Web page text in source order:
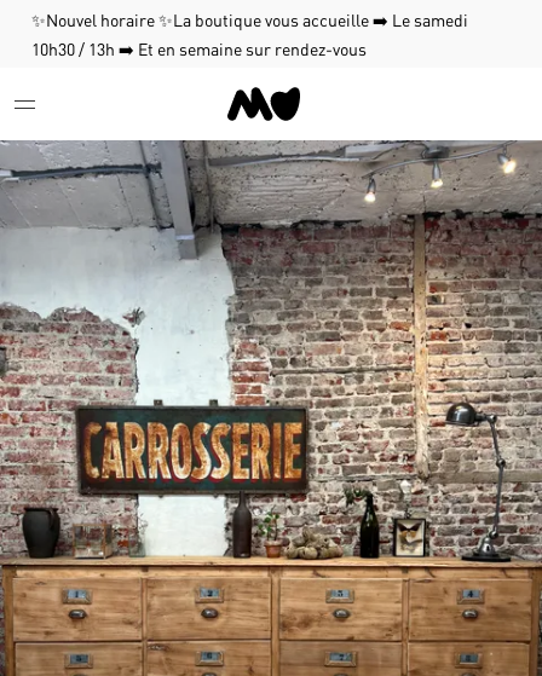
✨Nouvel horaire ✨La boutique vous accueille ➡️ Le samedi
10h30 / 13h ➡️ Et en semaine sur rendez-vous